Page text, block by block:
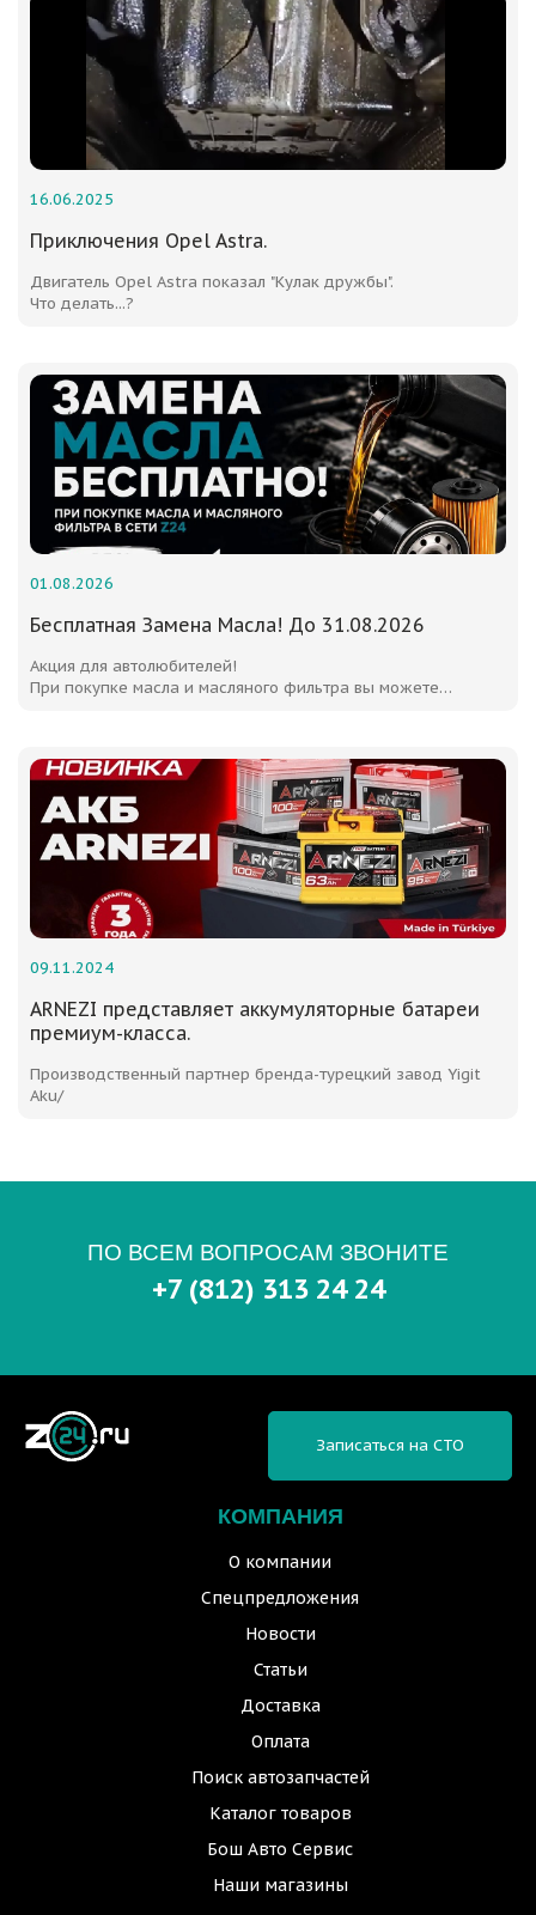
16.06.2025
Приключения Opel Astra.
Двигатель Opel Astra показал "Кулак дружбы".
Что делать...?
01.08.2026
Бесплатная Замена Масла! До 31.08.2026
Акция для автолюбителей!
При покупке масла и масляного фильтра вы можете
возможность позаботиться о своем автомобиле по
выгодной цене!
09.11.2024
ARNEZI представляет аккумуляторные батареи
премиум-класса.
Производственный партнер бренда-турецкий завод Yigit
Aku/
ПО ВСЕМ ВОПРОСАМ ЗВОНИТЕ
+7 (812) 313 24 24
КОМПАНИЯ
О компании
Спецпредложения
Новости
Статьи
Доставка
Оплата
Поиск автозапчастей
Каталог товаров
Бош Авто Сервис
Наши магазины
Записаться на СТО